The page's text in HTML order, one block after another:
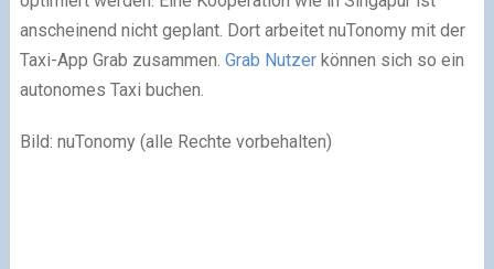
anscheinend nicht geplant. Dort arbeitet nuTonomy mit der
Taxi-App Grab zusammen. Grab Nutzerkönnen sich so ein
autonomes Taxi buchen.
Bild: nuTonomy (alle Rechte vorbehalten)